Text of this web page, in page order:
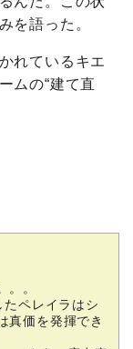
を語った。
れているキエ
ムの“建て直
。。
ペレイラはシ
真価を発揮でき